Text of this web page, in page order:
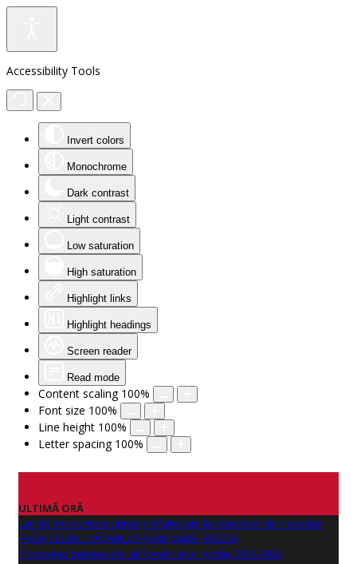
Accessibility Tools
Invert colors
Monochrome
Dark contrast
Light contrast
Low saturation
High saturation
Highlight links
Highlight headings
Screen reader
Read mode
Content scaling 100%
Font size 100%
Line height 100%
Letter spacing 100%
ULTIMĂ ORĂ
Lucrări de montare grinzi prefabricate la obiectivul de investitie
PASAJ CLUBUL VĂCARILOR (BAIA MARE - RECEA)
Programul pentru școli al României an școlar 2024-2025